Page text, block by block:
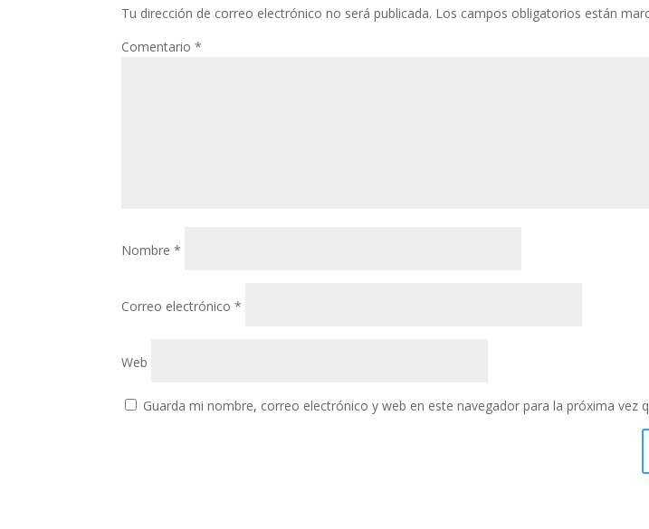
Tu dirección de correo electrónico no será publicada. Los campos obligatorios están
Comentario*
Nombre*
Correo electrónico*
Web
Guarda mi nombre, correo electrónico y web en este navegador para la próxima vez